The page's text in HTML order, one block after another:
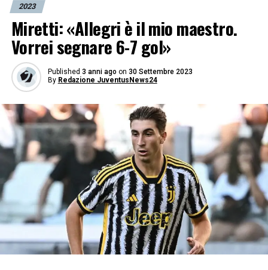
2023
Miretti: «Allegri è il mio maestro.
Vorrei segnare 6-7 gol»
Published 3 anni ago on 30 Settembre 2023
By Redazione JuventusNews24